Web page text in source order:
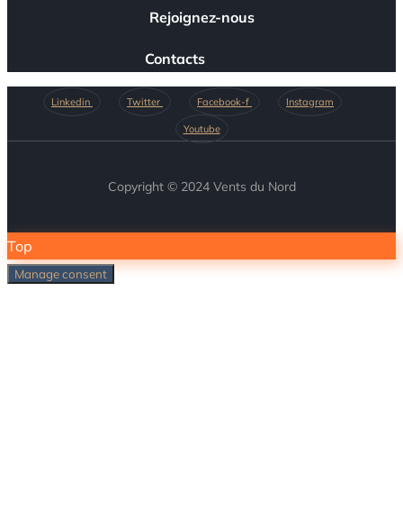
Rejoignez-nous
Contacts
Linkedin Twitter Facebook-f Instagram
Youtube
Copyright © 2024 Vents du Nord
Top
Manage consent